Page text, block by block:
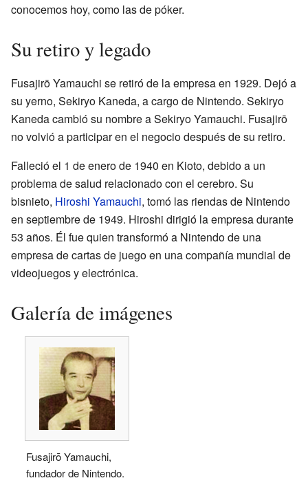
conocemos hoy, como las de póker.
Su retiro y legado
Fusajirō Yamauchi se retiró de la empresa en 1929. Dejó a
su yerno, Sekiryo Kaneda, a cargo de Nintendo. Sekiryo
Kaneda cambió su nombre a Sekiryo Yamauchi. Fusajirō
no volvió a participar en el negocio después de su retiro.
Falleció el 1 de enero de 1940 en Kioto, debido a un
problema de salud relacionado con el cerebro. Su
bisnieto, Hiroshi Yamauchi, tomó las riendas de Nintendo
en septiembre de 1949. Hiroshi dirigió la empresa durante
53 años. Él fue quien transformó a Nintendo de una
empresa de cartas de juego en una compañía mundial de
videojuegos y electrónica.
Galería de imágenes
Fusajirō Yamauchi,
fundador de Nintendo.